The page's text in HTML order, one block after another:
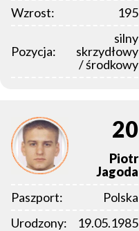
Wzrost:
195
Pozycja:
silny
skrzydłowy
/ środkowy
20
Piotr
Jagoda
Paszport:
Polska
Urodzony:
19.05.1985